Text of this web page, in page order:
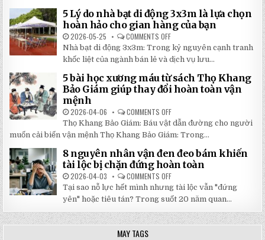
RẺ
TẠI
NHẬT
ĐÔNG
100
TRANG
MỚI
2026:
GIẢM
GIÁ
SỐ
TẬN
GỐC
TẠI
NHẬT
5 Lý do nhà bạt di động 3x3m là lựa chọn
hoàn hảo cho gian hàng của bạn
2026-05-25 COMMENTS OFF
5
LÝ
DO
NHÀ
BẠT
DI
ĐỘNG
3X3M
LỰA
HOÀN
HẢO
CHO
HÀNG
CỦA
BẠN
Nhà bạt di động 3x3m: Trong kỷ nguyên cạnh tranh
khốc liệt của ngành bán lẻ và dịch vụ lưu...
5 bài học xương máu từ sách Thọ Khang
Bảo Giám giúp thay đổi hoàn toàn vận
mệnh
2026-04-06 COMMENTS OFF
5
BÀI
HỌC
XƯƠNG
MÁU
TỪ
SÁCH
THỌ
BẢO
GIÁM
GIÚP
THAY
ĐỔI
HOÀN
TOÀN
Thọ Khang Bảo Giám: Báu vật dẫn đường cho người
muốn cải biến vận mệnh Thọ Khang Bảo Giám: Trong...
8 nguyên nhân vận đen đeo bám khiến
tài lộc bị chặn đứng hoàn toàn
2026-04-03 COMMENTS OFF
NGUYÊN
NHÂN
VẬN
ĐEN
ĐEO
BÁM
Tại sao nỗ lực hết mình nhưng tài lộc vẫn "đứng
yên" hoặc tiêu tán? Trong suốt 20 năm quan...
MAY TAGS